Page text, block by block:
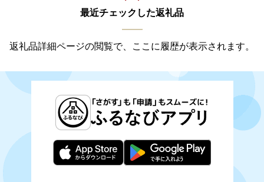
最近チェックした返礼品
返礼品詳細ページの閲覧で、ここに履歴が表示されます。